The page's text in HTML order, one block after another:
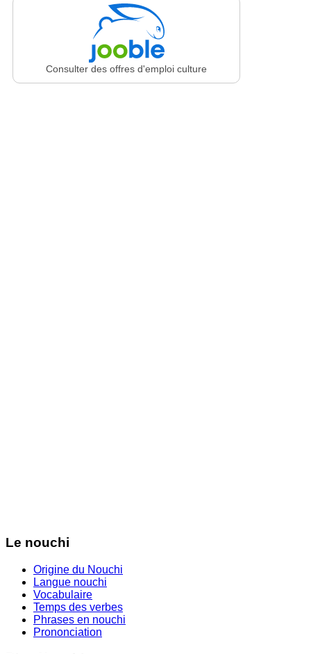
Consulter des offres d'emploi culture
Le nouchi
Origine du Nouchi
Langue nouchi
Vocabulaire
Temps des verbes
Phrases en nouchi
Prononciation